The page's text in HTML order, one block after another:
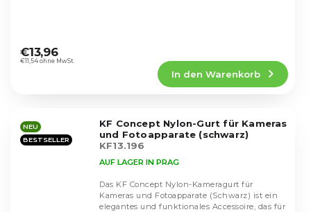
durchschnittliche
Produktbewertung
Sternen.
€11,54 ohne MwSt.
€13,96
In den Warenkorb
NEU
BESTSELLER
KF Concept Nylon-Gurt für Kameras
und Fotoapparate (schwarz)
KF13.196
AUF LAGER IN PRAG
Das KF Concept Nylon-Kameragurt für
Kameras und Fotoapparate (Schwarz) ist ein
elegantes und funktionales Accessoire, das für